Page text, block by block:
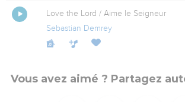
Love the Lord / Aime le Seigneur
Sebastian Demrey
Vous avez aimé ? Partagez